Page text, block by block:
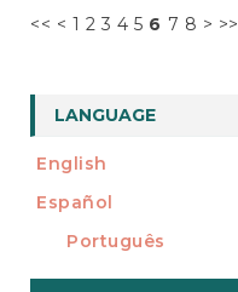
<< < 1 2 3 4 5 6 7 8 > >>
LANGUAGE
English
Español
Português
Make